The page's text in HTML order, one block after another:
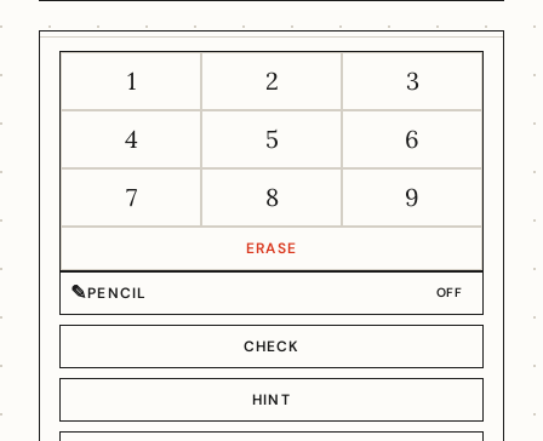
1 2
3
4
5
6
7
8 9
ERASE
✎PENCIL OFF
CHECK
HINT